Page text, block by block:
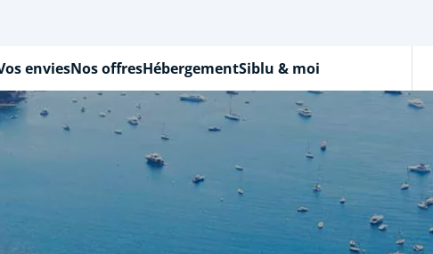
enviesNos offresHébergementSiblu & moi